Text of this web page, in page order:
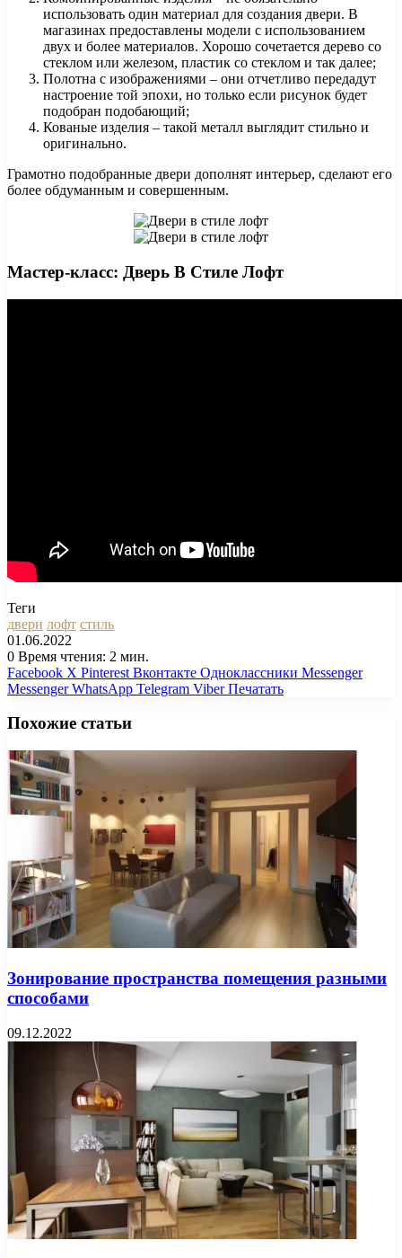
использовать один материал для создания двери. В
магазинах предоставлены модели с использованием
двух и более материалов. Хорошо сочетается дерево со
стеклом или железом, пластик со стеклом и так далее;
Полотна с изображениями – они отчетливо передадут
настроение той эпохи, но только если рисунок будет
подобран подобающий;
Кованые изделия – такой металл выглядит стильно и
оригинально.
Грамотно подобранные двери дополнят интерьер, сделают его
более обдуманным и совершенным.
Мастер-класс: Дверь В Стиле Лофт
Теги
двери лофт стиль
01.06.2022
0 Время чтения: 2 мин.
Facebook X Pinterest Вконтакте Одноклассники Messenger
Messenger WhatsApp Telegram Viber Печатать
Похожие статьи
Зонирование пространства помещения разными
способами
09.12.2022